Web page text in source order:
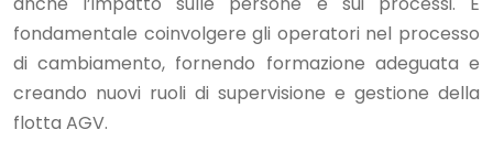
fondamentale coinvolgere gli operatori nel processo
di cambiamento, fornendo formazione adeguata e
creando nuovi ruoli di supervisione e gestione della
flotta AGV.